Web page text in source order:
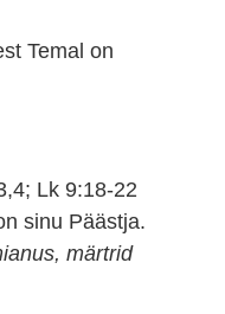
Temal on
Lk 9:18-22
sinu Päästja.
märtrid